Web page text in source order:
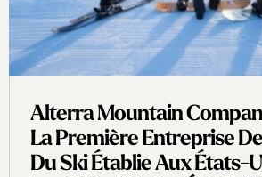
Alterra Mountain
La Première Entreprise
Du Ski Établie Aux États-